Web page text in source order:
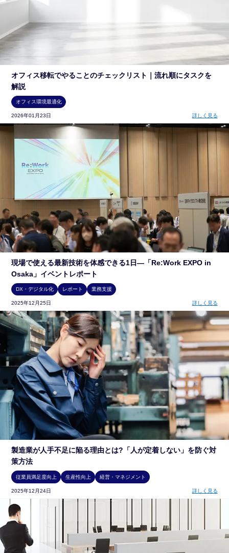
オフィス移転でやることのチェックリスト｜流れ順にタスクを
解説
オフィス環境最適化
2026年01月23日 詳しく見る
現場で使える最新技術を体感できる1日―「Re:Work EXPO in
Osaka」イベントレポート
DX・デジタル化 レポート 業務支援
2025年12月25日 詳しく見る
製造業が人手不足に陥る理由とは?「人が定着しない」を防ぐ対
策方法
従業員満足度向上 生産性向上 経営・マネジメント
2025年12月24日 詳しく見る